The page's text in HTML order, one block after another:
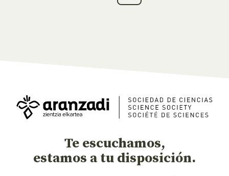
Te escuchamos,
estamos a tu disposición.